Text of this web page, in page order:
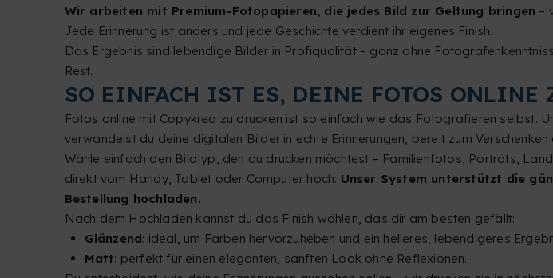
Wir arbeiten mit Premium-Fotopapieren, die jedes Bild zur Geltung bringen –
Jede Erinnerung ist anders und jede Geschichte verdient ihr eigenes Finish.
Das Ergebnis sind lebendige Bilder in Profiqualität – ganz ohne
Rest.
SO EINFACH IST ES, DEINE FOTOS ONLINE
Fotos online mit Copykrea zu drucken ist so einfach wie das Fotografieren selbst.
verwandelst du deine digitalen Bilder in echte Erinnerungen, bereit zum Verschenken
Wähle einfach den Bildtyp, den du drucken möchtest – Familienfotos, Porträts,
direkt vom Handy, Tablet oder Computer hoch: Unser System unterstützt die
Bestellung hochladen.
Nach dem Hochladen kannst du das Finish wählen, das dir am besten gefällt:
Glänzend: ideal, um Farben hervorzuheben und ein helleres, lebendigeres
Matt: perfekt für einen eleganten, sanften Look ohne Reflexionen.